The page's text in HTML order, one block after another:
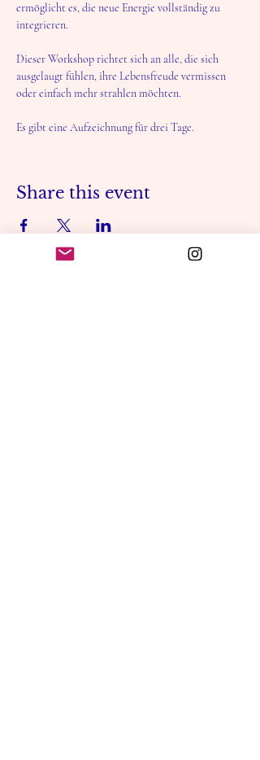
ermöglicht es, die neue Energie vollständig zu
integrieren.
Dieser Workshop richtet sich an alle, die sich
ausgelaugt fühlen, ihre Lebensfreude vermissen
oder einfach mehr strahlen möchten.
Es gibt eine Aufzeichnung für drei Tage.
Share this event